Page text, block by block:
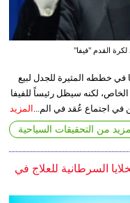
لكرة القدم "فيفا"
في خططه المثيرة للجدل لبيع
لكنه سيظل رئيساً للفيفا
في اجتماع عُقد في الم... المزيد
من التحقيقات السياحية
السرطانية للعلاج في